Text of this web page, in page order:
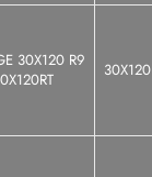
30X120 R9
30X120